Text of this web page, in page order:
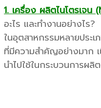
1. เครื่อง ผลิตไนโตรเจ
อะไร และทำงานอย่างไร?
ในอุตสาหกรรมหลายประเ
ที่มีความสำคัญอย่างมาก
นำไปใช้ในกระบวนการผ